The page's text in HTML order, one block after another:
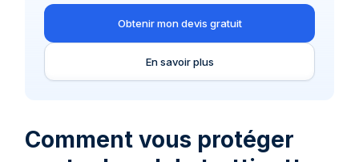
Obtenir mon devis gratuit
En savoir plus
Comment vous protéger